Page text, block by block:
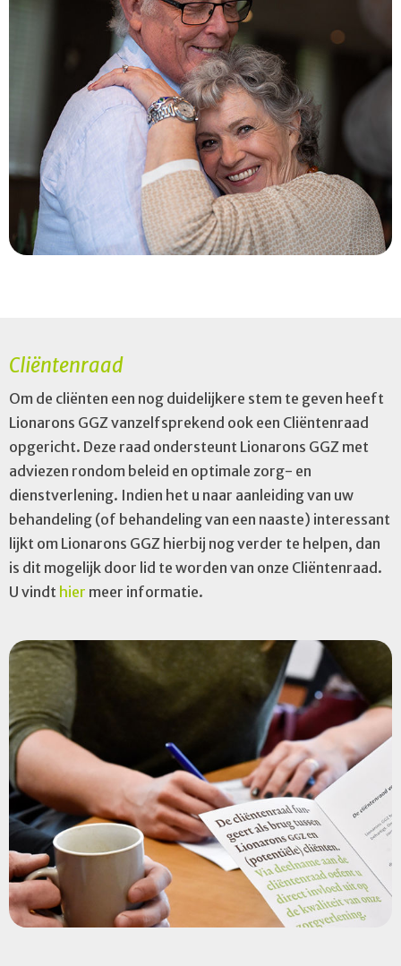
Cliëntenraad
Om de cliënten een nog duidelijkere stem te geven heeft
Lionarons GGZ vanzelfsprekend ook een Cliëntenraad
opgericht. Deze raad ondersteunt Lionarons GGZ met
adviezen rondom beleid en optimale zorg- en
dienstverlening. Indien het u naar aanleiding van uw
behandeling (of behandeling van een naaste) interessant
lijkt om Lionarons GGZ hierbij nog verder te helpen, dan
is dit mogelijk door lid te worden van onze Cliëntenraad.
U vindt hier meer informatie.